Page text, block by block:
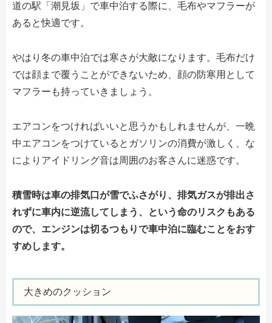
道の駅「潮見坂」で車中泊する際に、毛布やマフラーが
あると快適です。
やはり冬の車中泊では寒さが大敵になります。毛布だけ
では顔まで覆うことができないため、顔の防寒用として
マフラーも持っていきましょう。
エアコンをつければいいと思うかもしれませんが、一晩
中エアコンをつけているとガソリンの消費が激しく、な
によりアイドリング音は周囲のお客さんに迷惑です。
積雪時は車の排気口が雪でふさがり、排気ガスが排出さ
れずに車内に逆流してしまう、という命のリスクもある
ので、エンジンは切るつもりで車中泊に臨むことをおす
すめします。
大きめのクッション